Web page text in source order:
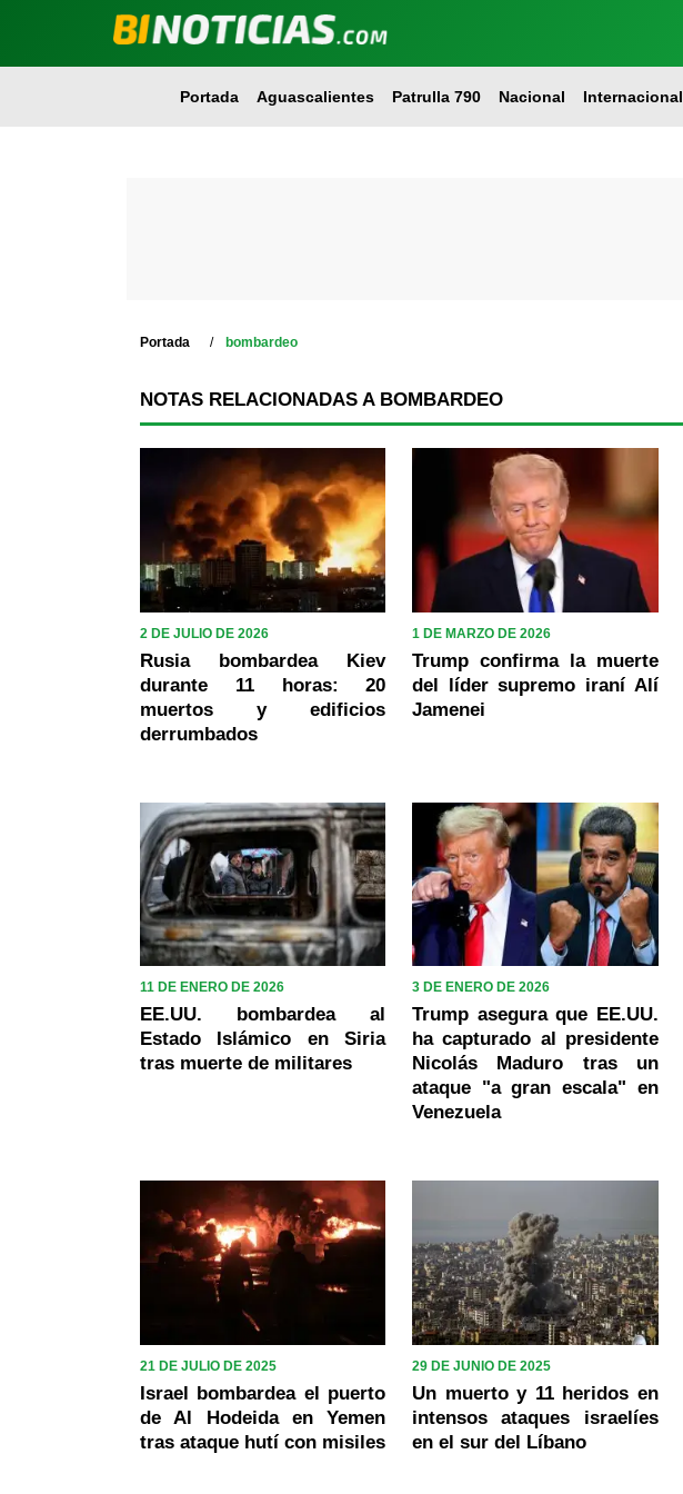
Portada Aguascalientes Patrulla 790 Nacional Internacional
Portada bombardeo
NOTAS RELACIONADAS A BOMBARDEO
2 DE JULIO DE 2026
Rusia bombardea Kiev
durante 11 horas: 20
muertos y edificios
derrumbados
1 DE MARZO DE 2026
Trump confirma la muerte
del líder supremo iraní Alí
Jamenei
11 DE ENERO DE 2026
EE.UU. bombardea al
Estado Islámico en Siria
tras muerte de militares
3 DE ENERO DE 2026
Trump asegura que EE.UU.
ha capturado al presidente
Nicolás Maduro tras un
ataque "a gran escala" en
Venezuela
21 DE JULIO DE 2025
Israel bombardea el puerto
de Al Hodeida en Yemen
tras ataque hutí con misiles
29 DE JUNIO DE 2025
Un muerto y 11 heridos en
intensos ataques israelíes
en el sur del Líbano